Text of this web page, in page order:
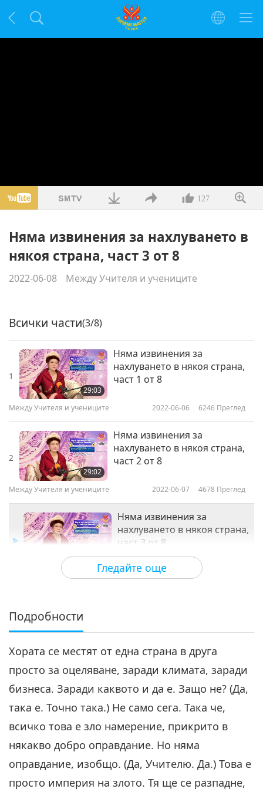
127
Няма извинения за нахлуването в
някоя страна, част 3 от 8
2022-06-08 Между Учителя и учениците
Гледайте още
Всички части(3/8)
1
29:03
Няма извинения за
нахлуването в някоя страна,
част 1 от 8
Между Учителя и учениците 2022-06-06 6246 Преглед
2
29:02
Няма извинения за
нахлуването в някоя страна,
част 2 от 8
Между Учителя и учениците 2022-06-07 4678 Преглед
Няма извинения за
нахлуването в някоя страна,
част 3 от 8
Между Учителя и учениците 2022-06-08 4835
4
27:11
Между Учителя и учениците 2022-06-09 4456Преглед
Няма извинения за
нахлуването в някоя страна,
част 5 от 8
2022-06-10
6
Няма извинения за
нахлуването в някоя страна,
Подробности
Хората се местят от една страна в друга
просто за оцеляване, заради климата, заради
бизнеса. Заради каквото и да е. Защо не? (Да,
така е. Точно така.) Не само сега. Така че,
всичко това е зло намерение, прикрито в
някакво добро оправдание. Но няма
оправдание, изобщо. (Да, Учителю. Да.) Това е
просто империя на злото. Тя ще се разпадне,